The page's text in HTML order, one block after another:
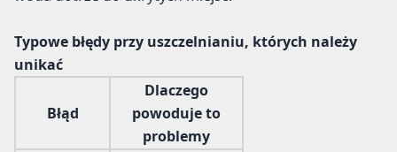
Typowe błędy przy uszczelnianiu, których należy
unikać
Błąd
Dlaczego
powoduje to
problemy